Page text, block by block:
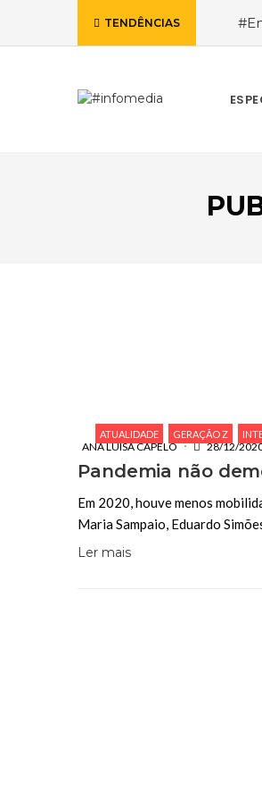
TENDÊNCIAS
ATUALIDADE GERAÇÃO Z
ANA LUÍSA CAPELO 28/12/
Pandemia não
Em 2020, houve menos
Maria Sampaio, Eduardo
Ler mais